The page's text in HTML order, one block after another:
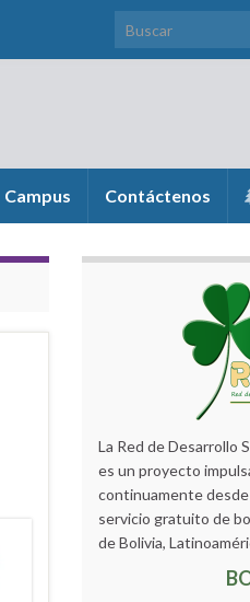
Search for:
Campus Contáctenos
La Red de Desarrollo
es un proyecto
continuamente
servicio gratuito de
de Bolivia,